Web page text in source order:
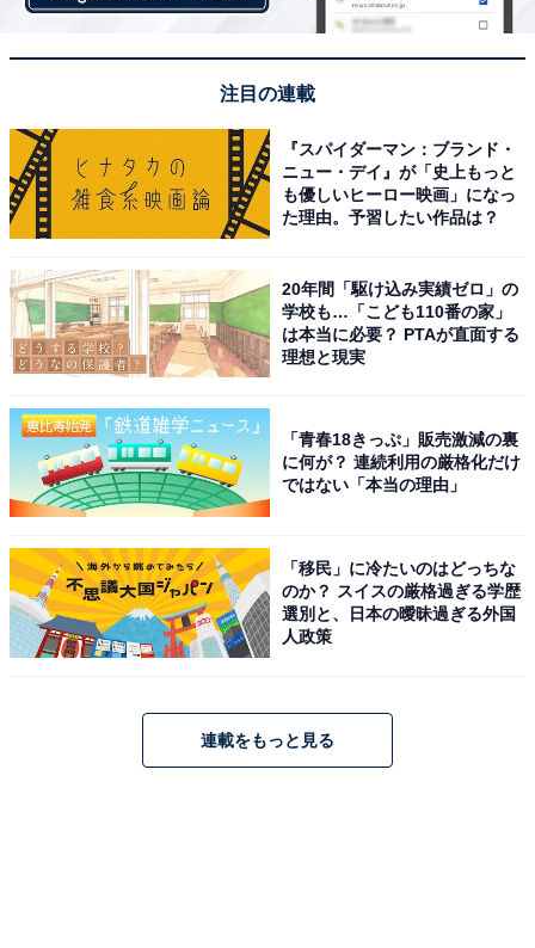
※回答者からのコメントは原文ママです
『ゼルダの伝説』の商品をAmazonで見る
この記事の筆者：坂上 恵
All About ニュースの編集者。オールアバウトに入社後、
SNSトレンドにフォーカスした記事執筆やSEOライティ
ングの経験を経て、のちにAll About ニュースチームのメ
を中心に企画編集を担当。東京都出身。居酒屋巡りとス
ポーツ観戦が生きがい。
次ページ 9位までのランキング結果を見る
注目の連載
『スパイダーマン：ブランド・
ニュー・デイ』が「史上もっと
も優しいヒーロー映画」になっ
た理由。予習したい作品は？
20年間「駆け込み実績ゼロ」の
学校も…「こども110番の家」
は本当に必要？ PTAが直面する
理想と現実
「青春18きっぷ」販売激減の裏
に何が？ 連続利用の厳格化だけ
ではない「本当の理由」
「移民」に冷たいのはどっちな
のか？ スイスの厳格過ぎる学歴
選別と、日本の曖昧過ぎる外国
人政策
連載をもっと見る